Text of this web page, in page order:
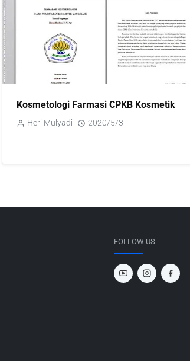
Kosmetologi Farmasi CPKB Kosmetik
Heri Mulyadi 2020/5/3
FOLLOW US